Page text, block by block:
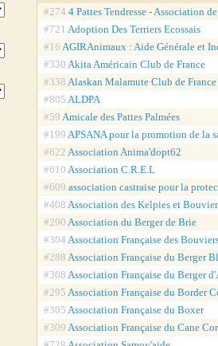
#274 4 Pattes Tendresse - Association
#721 Adoption Des Terriers Ecossais
#16 AGIRAnimaux : Aide Générale et
#330 Akita Américain Club de France
#338 Alaskan Malamute Club de France
#805 ALDPA
#59 Amicale des Pattes Palmées
#199 APSANA pour la promotion de la
#622 Association Anima'dopt62
#610 Association C.R.E.L
#609 association castraise pour la
#408 Association des Kelpies et
#290 Association du Berger de Brie
#304 Association Française des
#288 Association Française du Berger
#308 Association Française du Berger
#295 Association Française du Border
#305 Association Française du Boxer
#309 Association Française du Cane